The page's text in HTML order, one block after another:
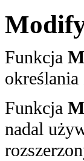
Funkcja
Funkcja
nadal